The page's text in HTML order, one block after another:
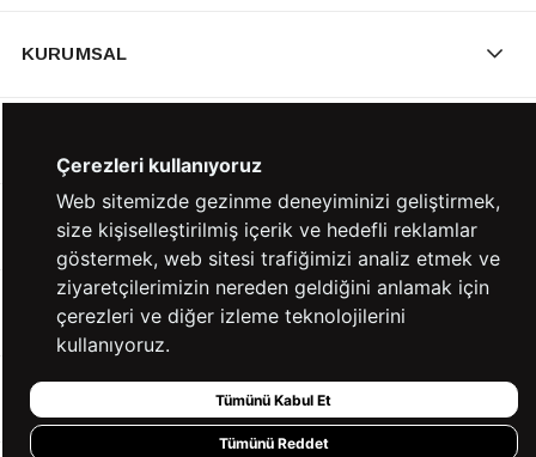
KURUMSAL
YARDIM
BİZE ULAŞIN
HIZLI ERİŞİM
Çerezleri kullanıyoruz
Web sitemizde gezinme deneyiminizi geliştirmek,
size kişiselleştirilmiş içerik ve hedefli reklamlar
göstermek, web sitesi trafiğimizi analiz etmek ve
ziyaretçilerimizin nereden geldiğini anlamak için
çerezleri ve diğer izleme teknolojilerini
kullanıyoruz.
Tümünü Kabul Et
Tümünü Reddet